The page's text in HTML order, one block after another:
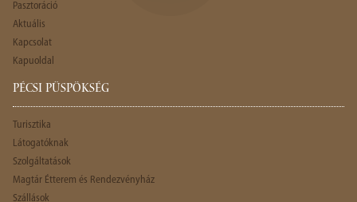
Pasztoráció
Aktuális
Kapcsolat
Kapuoldal
PÉCSI PÜSPÖKSÉG
Turisztika
Látogatóknak
Szolgáltatások
Magtár Étterem és Rendezvényház
Szállások